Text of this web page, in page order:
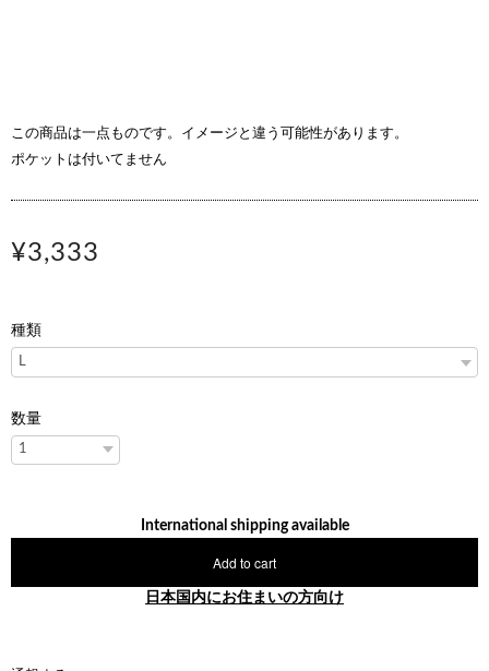
この商品は一点ものです。イメージと違う可能性があります。
ポケットは付いてません
¥3,333
種類
数量
International shipping available
Add to cart
日本国内にお住まいの方向け